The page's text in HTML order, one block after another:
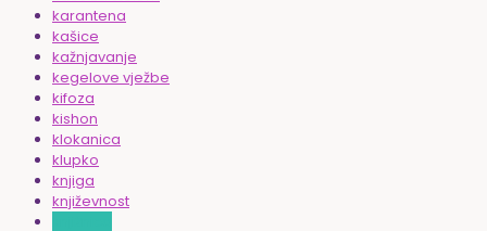
karantena
kašice
kažnjavanje
kegelove vježbe
kifoza
kishon
klokanica
klupko
knjiga
književnost